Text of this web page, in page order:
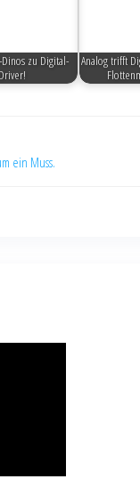
zu Digital-
Driver!
Analog trifft
ein Muss.